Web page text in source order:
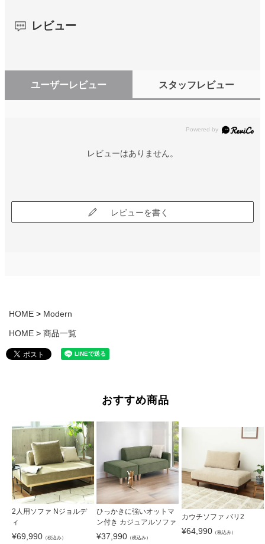
レビュー
ユーザーレビュー スタッフレビュー
レビューはありません。
レビューを書く
HOME Modern
HOME 商品一覧
おすすめ商品
2人用ソファ Nジョルデ
ィ
¥69,990 （税込み）
ひっかきに強いオットマ
ン付き カジュアルソファ
¥37,990 （税込み）
カウチソファ バリ2
¥64,990（税込み）